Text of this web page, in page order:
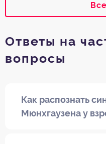
Ответы на
вопросы
Как распознать
Мюнхгаузена у